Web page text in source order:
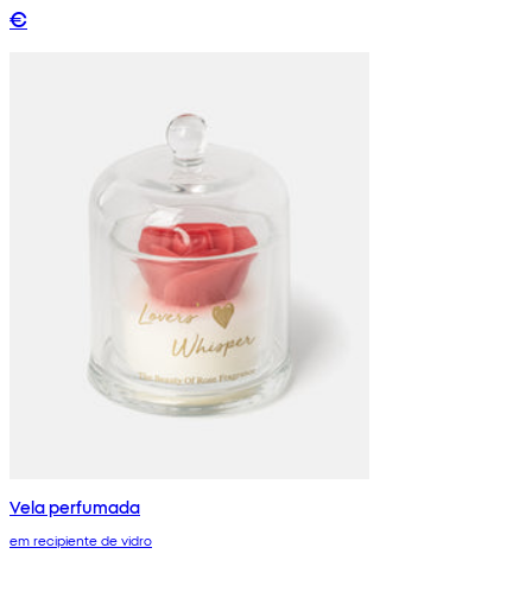
€
Vela perfumada
em recipiente de vidro